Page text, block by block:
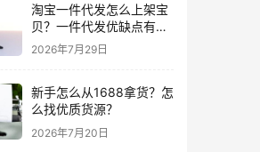
淘宝一件代发怎么上架宝
贝？一件代发优缺点有哪
些？
2026年7月29日
新手怎么从1688拿货？怎
么找优质货源？
2026年7月20日